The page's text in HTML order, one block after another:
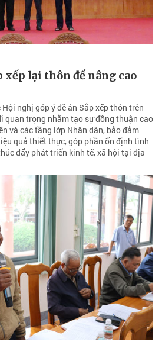
xếp lại thôn để nâng cao
nghị góp ý đề án Sắp xếp thôn trên
quan trọng nhằm tạo sự đồng thuận cao
và các tầng lớp Nhân dân, bảo đảm
quả thiết thực, góp phần ổn định tình
đẩy phát triển kinh tế, xã hội tại địa